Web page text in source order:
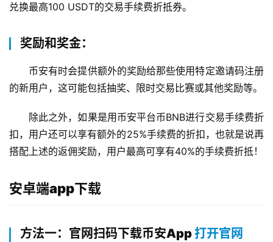
兑换最高100 USDT的交易手续费折抵券。
奖励和奖金：
币安有时会提供额外的奖励给那些使用特定邀请码注册
的新用户，这可能包括抽奖、限时交易比赛或其他奖励等。
除此之外，如果是用币安平台币BNB进行交易手续费折
扣，用户还可以享有额外的25%手续费的折扣，也就是说再
搭配上述的返佣奖励，用户最高可享有40%的手续费折抵！
安卓端app下载
方法一：官网扫码下载币安App打开官网